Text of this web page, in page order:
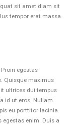
sit amet diam sit
tempor erat massa.
egestas
Quisque maximus
ultrices dui tempus
id ut eros. Nullam
eu porttitor lacinia.
egestas enim. Duis a